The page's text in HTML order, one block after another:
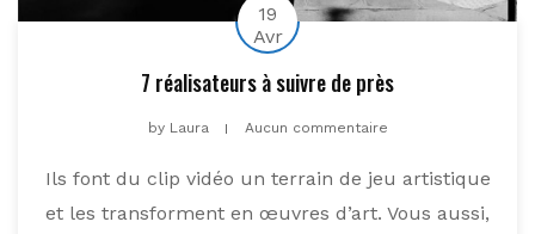
19
Avr
7 réalisateurs à suivre de près
byLaura Aucun commentaire
Ils font du clip vidéo un terrain de jeu artistique
et les transforment en œuvres d’art. Vous aussi,